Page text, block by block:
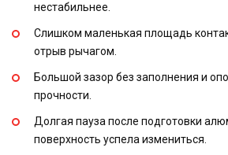
нестабильнее.
Слишком маленькая площадь
отрыв рычагом.
Большой зазор без заполнения и
прочности.
Долгая пауза после подготовки
поверхность успела измениться.